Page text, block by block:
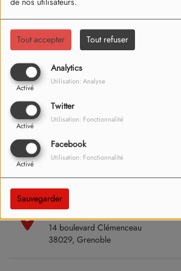
Tout accepter Tout refuser
Analytics
Activé
Utilisation: Analyse
Twitter
Activé
Utilisation: Fonctionnalité
Facebook
Activé
Utilisation: Fonctionnalité
Sauvegarder
21 mai 2024
Le 04 décembre 2025
20:00 - 22:00
Palais des Sports
14 boulevard Clémenceau
38029, Grenoble